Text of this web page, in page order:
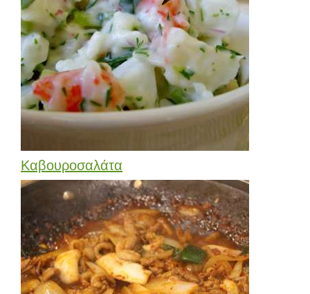
Καβουροσαλάτα